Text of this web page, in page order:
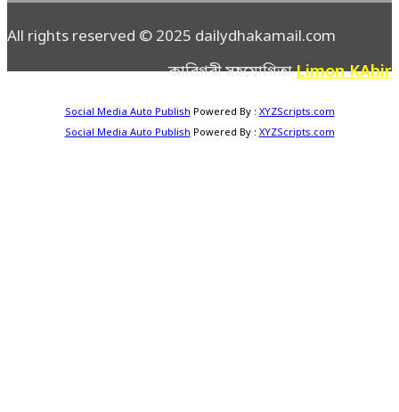
All rights reserved © 2025 dailydhakamail.com
কারিগরী সহযোগিতাLimon KAbir
Social Media Auto Publish Powered By : XYZScripts.com
Social Media Auto Publish Powered By : XYZScripts.com